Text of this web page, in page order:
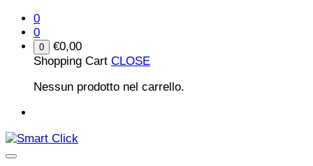
0
0
0 €0,00
Shopping Cart CLOSE
Nessun prodotto nel carrello.